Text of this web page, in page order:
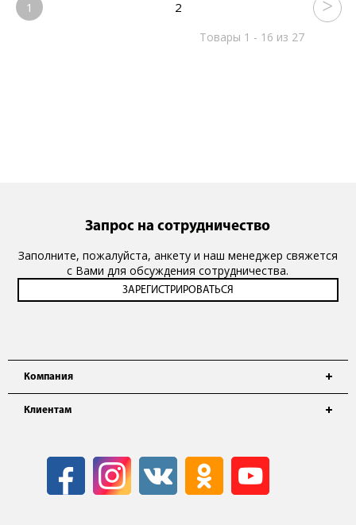
1 2
Товары 1 - 16 из 27
Компания
Клиентам
Запрос на сотрудничество
Заполните, пожалуйста, анкету и наш менеджер свяжется
с Вами для обсуждения сотрудничества.